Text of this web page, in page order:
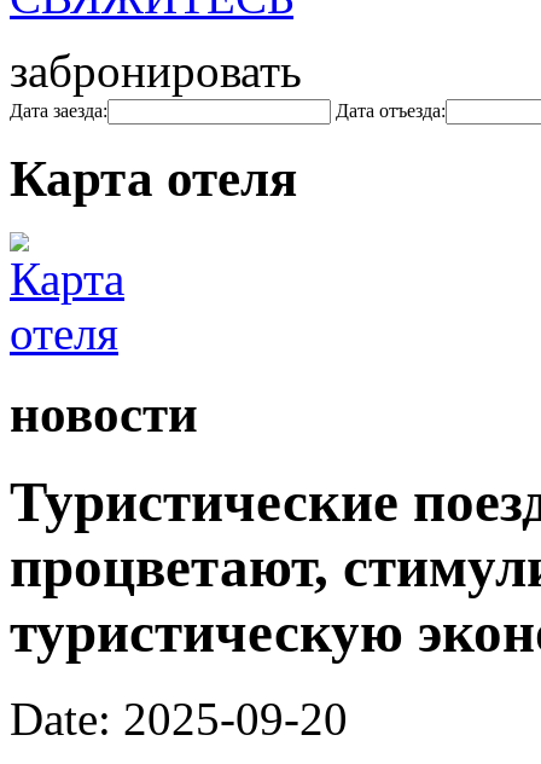
забронировать
Дата заезда: Дата отъезда:
Карта отеля
новости
Туристические
процветают,
туристическую
Date: 2025-09-20